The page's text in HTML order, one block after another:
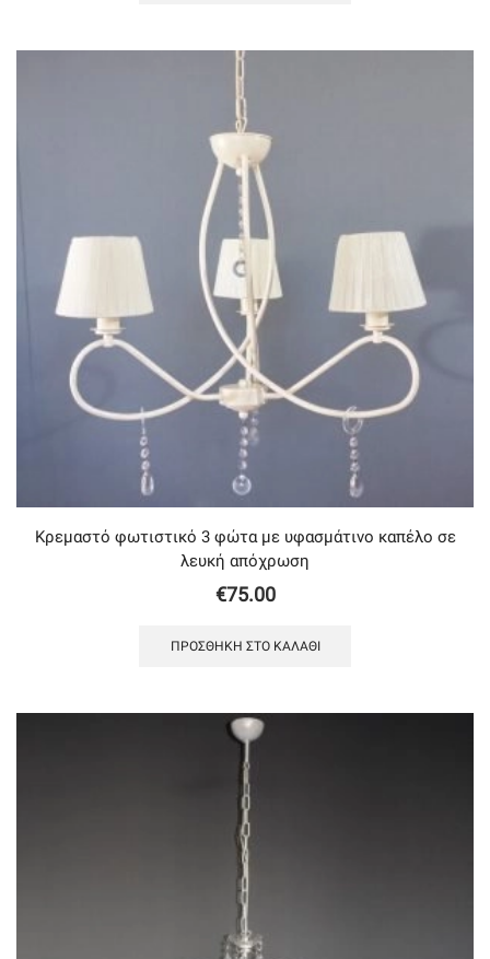
Κρεμαστό φωτιστικό 3 φώτα με υφασμάτινο καπέλο σε
λευκή απόχρωση
€75.00
ΠΡΟΣΘΉΚΗ ΣΤΟ ΚΑΛΆΘΙ